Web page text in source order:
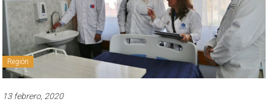
Región
13 febrero, 2020